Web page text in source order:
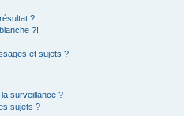
?
?!
et sujets ?
surveillance ?
sujets ?